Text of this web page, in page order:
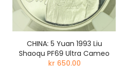
CHINA: 5 Yuan 1993 Liu
Shaoqu PF69 Ultra Cameo
kr 650.00